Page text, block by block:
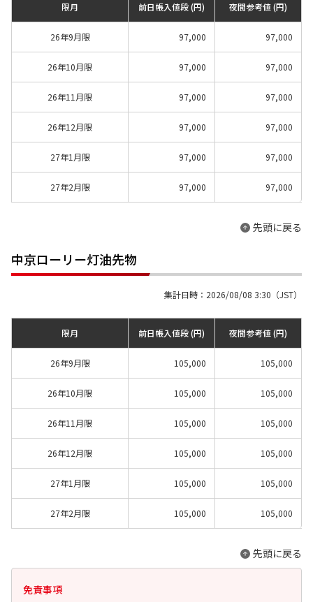
限月 前日帳入値段 (円) 夜間参考値 (円)
26年9月限 97,000 97,000
26年10月限 97,000 97,000
26年11月限 97,000 97,000
26年12月限 97,000 97,000
27年1月限 97,000 97,000
27年2月限 97,000 97,000
先頭に戻る
中京ローリー灯油先物
集計日時：2026/08/08 3:30（JST）
限月 前日帳入値段 (円) 夜間参考値 (円)
26年9月限 105,000 105,000
26年10月限 105,000 105,000
26年11月限 105,000 105,000
26年12月限 105,000 105,000
27年1月限 105,000 105,000
27年2月限 105,000 105,000
先頭に戻る
免責事項